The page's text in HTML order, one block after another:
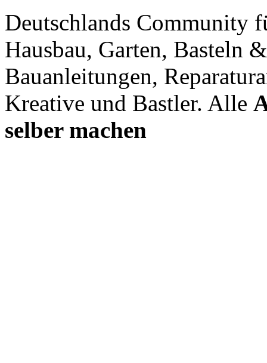
Deutschlands Community
Hausbau, Garten, Basteln
Bauanleitungen,
Kreative und Bastler. Alle
selber machen